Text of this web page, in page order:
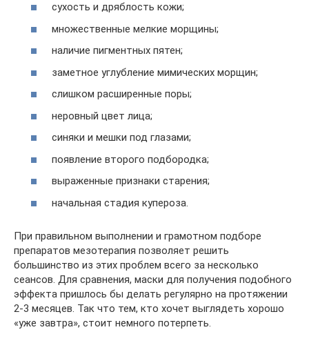
сухость и дряблость кожи;
множественные мелкие морщины;
наличие пигментных пятен;
заметное углубление мимических морщин;
слишком расширенные поры;
неровный цвет лица;
синяки и мешки под глазами;
появление второго подбородка;
выраженные признаки старения;
начальная стадия купероза.
При правильном выполнении и грамотном подборе
препаратов мезотерапия позволяет решить
большинство из этих проблем всего за несколько
сеансов. Для сравнения, маски для получения подобного
эффекта пришлось бы делать регулярно на протяжении
2-3 месяцев. Так что тем, кто хочет выглядеть хорошо
«уже завтра», стоит немного потерпеть.